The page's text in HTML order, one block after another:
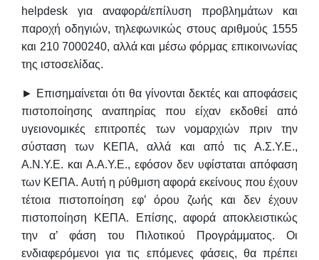
helpdesk για αναφορά/επίλυση προβλημάτων και
παροχή οδηγιών, τηλεφωνικώς στους αριθμούς 1555
και 210 7000240, αλλά και μέσω φόρμας επικοινωνίας
της ιστοσελίδας.
► Επισημαίνεται ότι θα γίνονται δεκτές και αποφάσεις
πιστοποίησης αναπηρίας που είχαν εκδοθεί από
υγειονομικές επιτροπές των νομαρχιών πριν την
σύσταση των ΚΕΠΑ, αλλά και από τις Α.Σ.Υ.Ε.,
Α.Ν.Υ.Ε. και Α.Α.Υ.Ε., εφόσον δεν υφίσταται απόφαση
των ΚΕΠΑ. Αυτή η ρύθμιση αφορά εκείνους που έχουν
τέτοια πιστοποίηση εφ’ όρου ζωής και δεν έχουν
πιστοποίηση ΚΕΠΑ. Επίσης, αφορά αποκλειστικώς
την α’ φάση του Πιλοτικού Προγράμματος. Οι
ενδιαφερόμενοι για τις επόμενες φάσεις, θα πρέπει